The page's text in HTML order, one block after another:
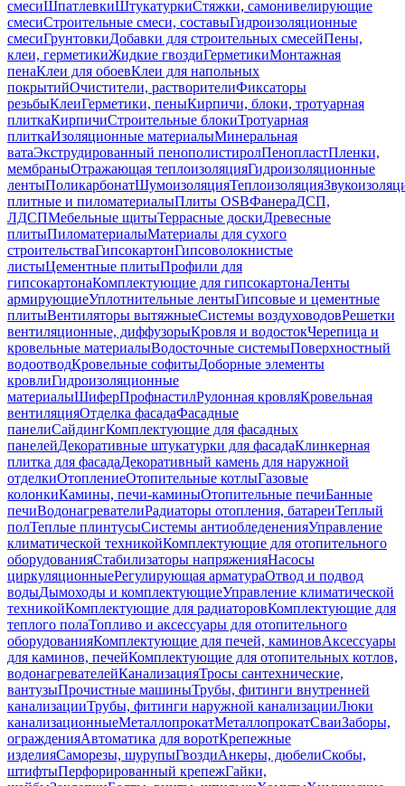
смесиШпатлевкиШтукатуркиСтяжки, самонивелирующие
смесиСтроительные смеси, составыГидроизоляционные
смесиГрунтовкиДобавки для строительных смесейПены,
клеи, герметикиЖидкие гвоздиГерметикиМонтажная
пенаКлеи для обоевКлеи для напольных
покрытийОчистители, растворителиФиксаторы
резьбыКлеиГерметики, пеныКирпичи, блоки, тротуарная
плиткаКирпичиСтроительные блокиТротуарная
плиткаИзоляционные материалыМинеральная
ватаЭкструдированный пенополистиролПенопластПленки,
мембраныОтражающая теплоизоляцияГидроизоляционные
лентыПоликарбонатШумоизоляцияТеплоизоляция
плитные и пиломатериалыПлиты OSBФанераДСП,
ЛДСПМебельные щитыТеррасные доскиДревесные
плитыПиломатериалыМатериалы для сухого
строительстваГипсокартонГипсоволокнистые
листыЦементные плитыПрофили для
гипсокартонаКомплектующие для гипсокартонаЛенты
армирующиеУплотнительные лентыГипсовые и цементные
плитыВентиляторы вытяжныеСистемы воздуховодовРешетки
вентиляционные, диффузорыКровля и водостокЧерепица и
кровельные материалыВодосточные системыПоверхностный
водоотводКровельные софитыДоборные элементы
кровлиГидроизоляционные
материалыШиферПрофнастилРулонная кровляКровельная
вентиляцияОтделка фасадаФасадные
панелиСайдингКомплектующие для фасадных
панелейДекоративные штукатурки для фасадаКлинкерная
плитка для фасадаДекоративный камень для наружной
отделкиОтоплениеОтопительные котлыГазовые
колонкиКамины, печи-каминыОтопительные печиБанные
печиВодонагревателиРадиаторы отопления, батареиТеплый
полТеплые плинтусыСистемы антиобледененияУправление
климатической техникойКомплектующие для отопительного
оборудованияСтабилизаторы напряженияНасосы
циркуляционныеРегулирующая арматураОтвод и подвод
водыДымоходы и комплектующиеУправление климатической
техникойКомплектующие для радиаторовКомплектующие для
теплого полаТопливо и аксессуары для отопительного
оборудованияКомплектующие для печей, каминовАксессуары
для каминов, печейКомплектующие для отопительных котлов,
водонагревателейКанализацияТросы сантехнические,
вантузыПрочистные машиныТрубы, фитинги внутренней
канализацииТрубы, фитинги наружной канализацииЛюки
канализационныеМеталлопрокатМеталлопрокатСваиЗаборы,
огражденияАвтоматика для воротКрепежные
изделияСаморезы, шурупыГвоздиАнкеры, дюбелиСкобы,
штифтыПерфорированный крепежГайки,